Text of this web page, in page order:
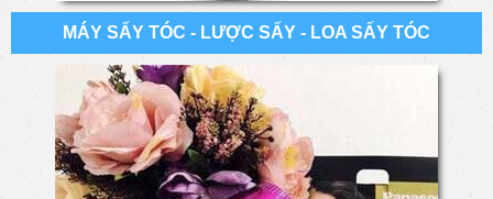
MÁY SẤY TÓC - LƯỢC SẤY - LOA SẤY TÓC